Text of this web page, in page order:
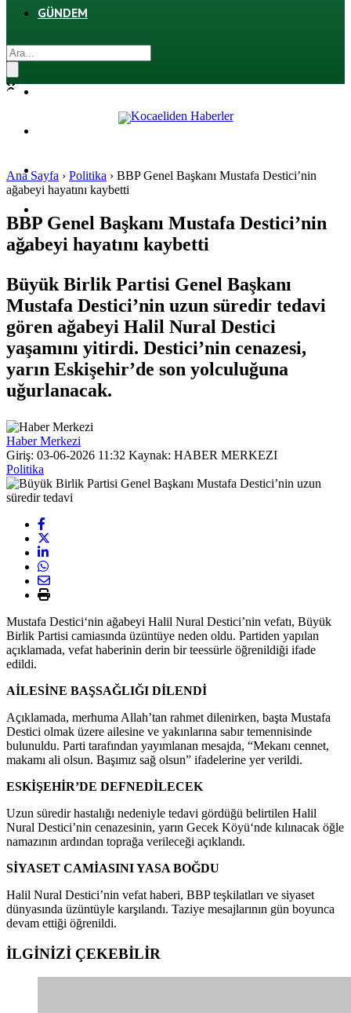
GÜNDEM
SPOR
SAĞLIK
Ana Sayfa › Politika › BBP Genel Başkanı Mustafa Destici’nin
ağabeyi hayatını kaybetti
BBP Genel Başkanı Mustafa Destici’nin
ağabeyi hayatını kaybetti
Büyük Birlik Partisi Genel Başkanı
Mustafa Destici’nin uzun süredir tedavi
gören ağabeyi Halil Nural Destici
yaşamını yitirdi. Destici’nin cenazesi,
yarın Eskişehir’de son yolculuğuna
uğurlanacak.
Haber Merkezi
Giriş: 03-06-2026 11:32 Kaynak: HABER MERKEZI
Politika
Mustafa Destici‘nin ağabeyi Halil Nural Destici’nin vefatı, Büyük
Birlik Partisi camiasında üzüntüye neden oldu. Partiden yapılan
açıklamada, vefat haberinin derin bir teessürle öğrenildiği ifade
edildi.
AİLESİNE BAŞSAĞLIĞI DİLENDİ
Açıklamada, merhuma Allah’tan rahmet dilenirken, başta Mustafa
Destici olmak üzere ailesine ve yakınlarına sabır temennisinde
bulunuldu. Parti tarafından yayımlanan mesajda, “Mekanı cennet,
makamı ali olsun. Başımız sağ olsun” ifadelerine yer verildi.
ESKİŞEHİR’DE DEFNEDİLECEK
Uzun süredir hastalığı nedeniyle tedavi gördüğü belirtilen Halil
Nural Destici’nin cenazesinin, yarın Gecek Köyü‘nde kılınacak öğle
namazının ardından toprağa verileceği açıklandı.
SİYASET CAMİASINI YASA BOĞDU
Halil Nural Destici’nin vefat haberi, BBP teşkilatları ve siyaset
dünyasında üzüntüyle karşılandı. Taziye mesajlarının gün boyunca
devam ettiği öğrenildi.
İLGİNİZİ ÇEKEBİLİR